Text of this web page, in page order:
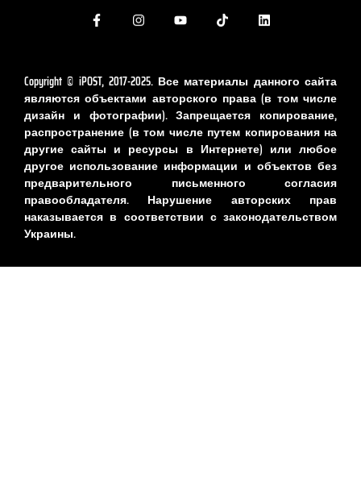
Copyright © iPOST, 2017-2025. Все материалы данного сайта
являются объектами авторского права (в том числе
дизайн и фотографии). Запрещается копирование,
распространение (в том числе путем копирования на
другие сайты и ресурсы в Интернете) или любое
другое использование информации и объектов без
предварительного письменного согласия
правообладателя. Нарушение авторских прав
наказывается в соответствии с законодательством
Украины.